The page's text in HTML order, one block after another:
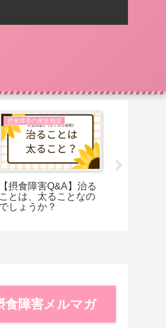
摂食障害の家族相談
【摂食障害Q&A】治る
ことは、太ることなの
でしょうか？
食障害メルマガ